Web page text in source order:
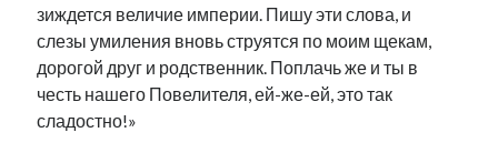
зиждется величие империи. Пишу эти слова, и
слезы умиления вновь струятся по моим щекам,
дорогой друг и родственник. Поплачь же и ты в
честь нашего Повелителя, ей-же-ей, это так
сладостно!»